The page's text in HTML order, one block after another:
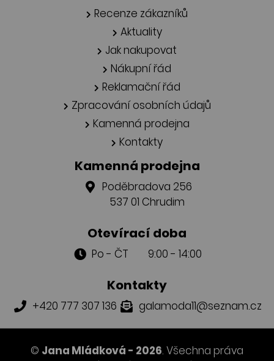
Recenze zákazníků
Aktuality
Jak nakupovat
Nákupní řád
Reklamační řád
Zpracování osobních údajů
Kamenná prodejna
Kontakty
Kamenná prodejna
Poděbradova 256
537 01 Chrudim
Otevírací doba
Po - ČT 9:00 - 14:00
Kontakty
+420 777 307 136 galamoda11@seznam.cz
© Jana Mládková - 2026. Všechna práva